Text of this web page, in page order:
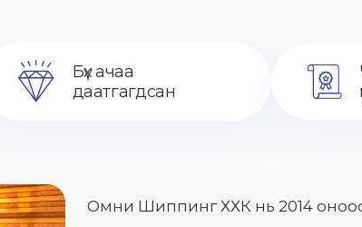
Бүх ачаа
даатгагдсан
Омни Шиппинг ХХК нь 2014